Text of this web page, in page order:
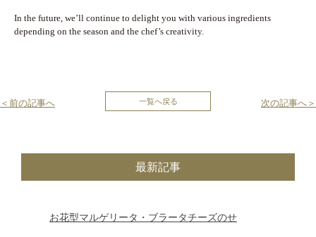
In the future, we’ll continue to delight you with various ingredients
depending on the season and the chef’s creativity.
投
ナ
ビ
＜前の記事へ 次の記事へ＞
一覧へ戻る
最新記事
お花型マルゲリータ・ブラータチーズのせ